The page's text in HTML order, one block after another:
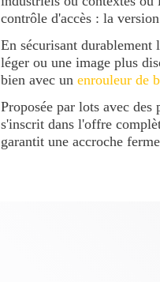
contrôle d'accès : la
En sécurisant durablement
léger ou une image plus
bien avec un enrouleur de
Proposée par lots avec
s'inscrit dans l'offre
garantit une accroche